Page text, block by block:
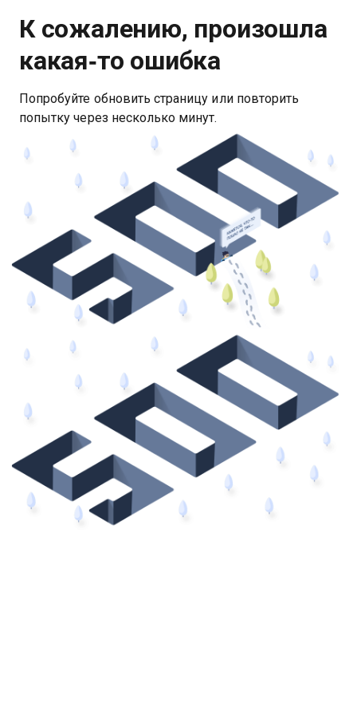
К сожалению, произошла
какая‑то ошибка
Попробуйте обновить страницу или повторить
попытку через несколько минут.